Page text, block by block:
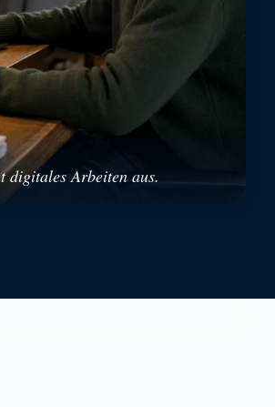
digitales Arbeiten aus.